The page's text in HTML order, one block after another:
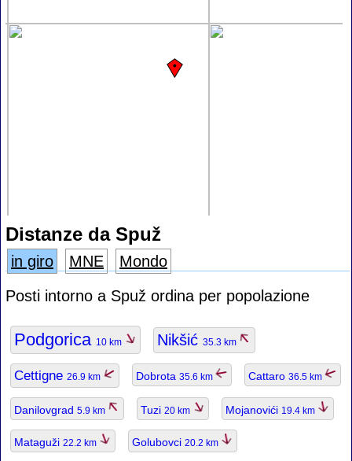
Distanze da Spuž
in giro MNE
Mondo
Posti intorno a Spuž ordina per popolazione
Podgorica 10 km Nikšić 35.3 km
Cettigne 26.9 km Dobrota 35.6 km Cattaro 36.5 km
Danilovgrad 5.9 km Tuzi 20 km Mojanovići 19.4 km
Mataguži 22.2 km Golubovci 20.2 km